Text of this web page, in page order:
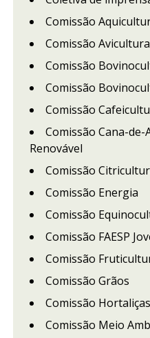
Comissão
Comissão
Comissão
Comissão
Comissão
Comissão Cana-de-
Renovável
Comissão
Comissão Energia
Comissão
Comissão FAESP
Comissão
Comissão Grãos
Comissão
Comissão Meio